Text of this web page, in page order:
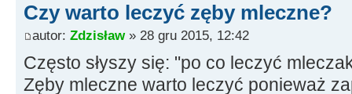
Czy warto leczyć zęby mleczne?
autor: Zdzisław» 28 gru 2015, 12:42
Często słyszy się: "po co leczyć
Zęby mleczne warto leczyć ponieważ